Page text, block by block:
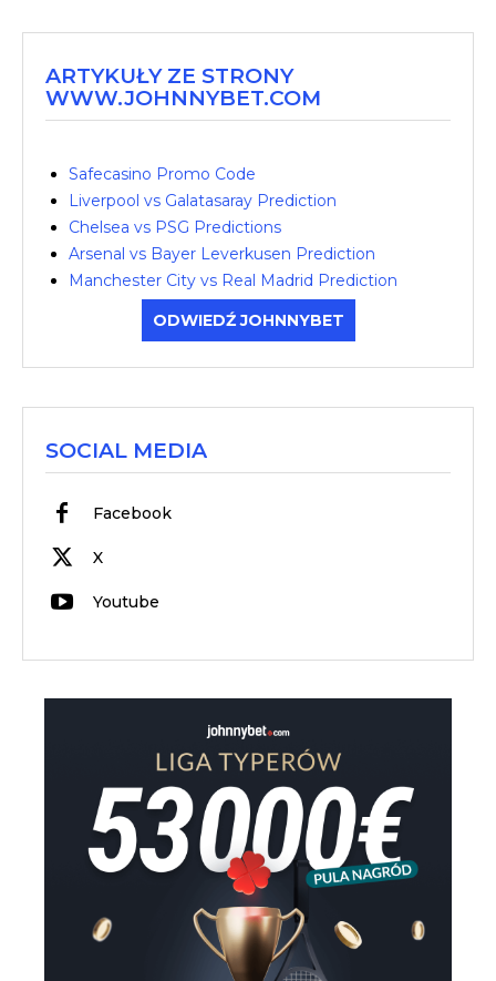
ARTYKUŁY ZE STRONY
WWW.JOHNNYBET.COM
Safecasino Promo Code
Liverpool vs Galatasaray Prediction
Chelsea vs PSG Predictions
Arsenal vs Bayer Leverkusen Prediction
Manchester City vs Real Madrid Prediction
ODWIEDŹ JOHNNYBET
SOCIAL MEDIA
Facebook
X
Youtube